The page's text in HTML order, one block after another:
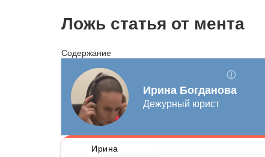
Ложь статья от мента
Содержание